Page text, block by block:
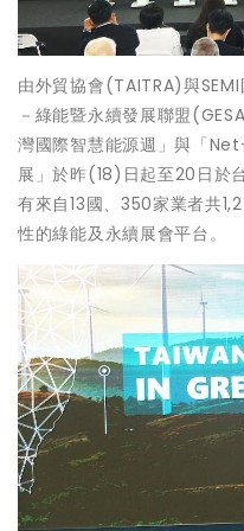
由外貿協會(TAITRA)與
－綠能暨永續發展聯盟
灣國際智慧能源週」與「
展」於昨(18)日起至20日於
有來自13國、350家業者共
性的綠能及永續展會平台。